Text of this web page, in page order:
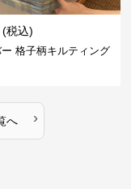
(税込)
格子柄キルティング
へ ›